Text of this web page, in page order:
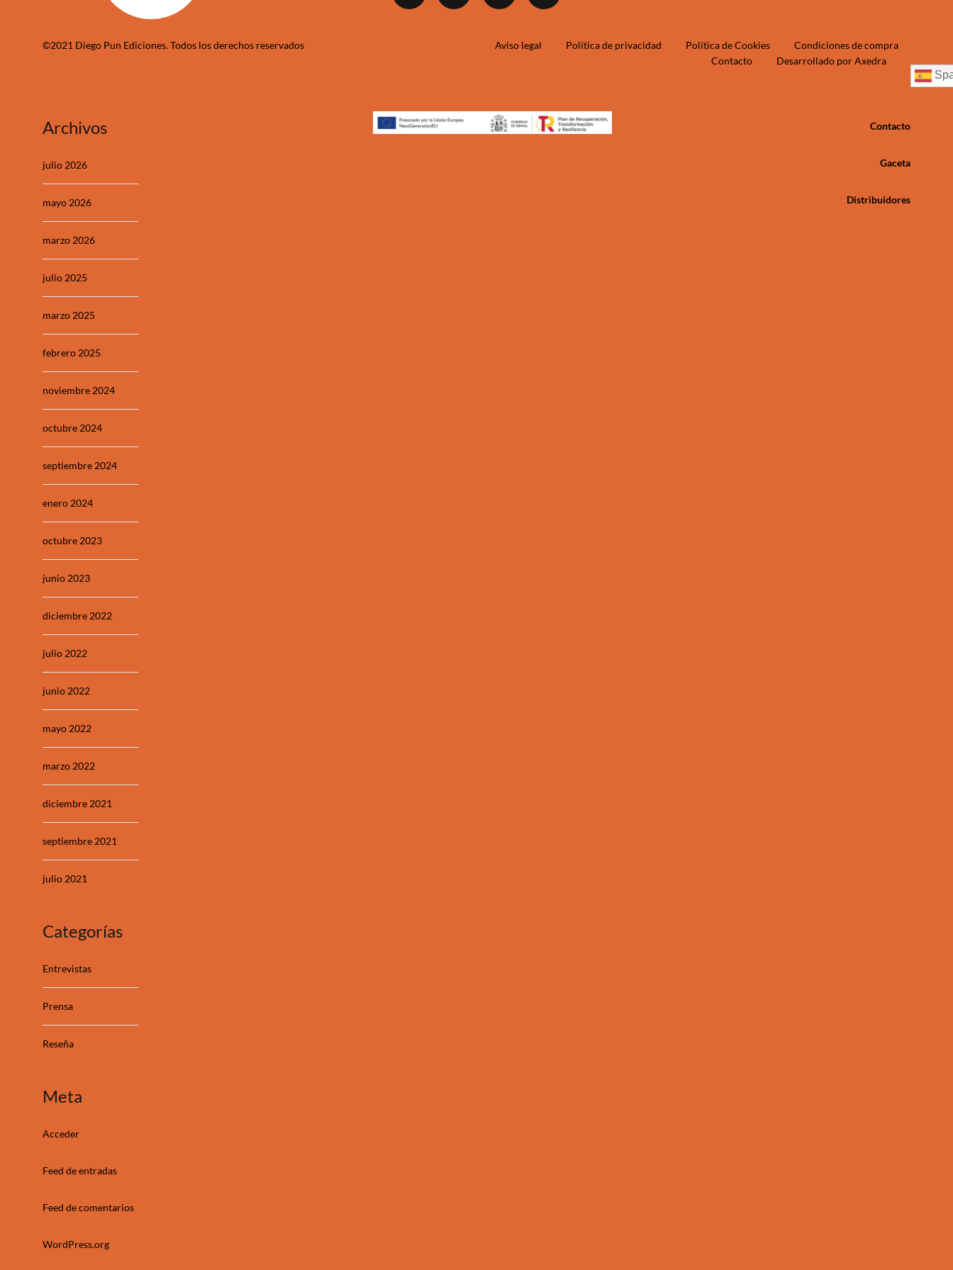
©2021 Diego Pun Ediciones. Todos los derechos reservados Aviso legal Política de privacidad Política de Cookies
Condiciones de compra
Contacto
Desarrollado por Axedra
Archivos
julio 2026
mayo 2026
marzo 2026
julio 2025
marzo 2025
febrero 2025
noviembre 2024
octubre 2024
septiembre 2024
enero 2024
octubre 2023
junio 2023
diciembre 2022
julio 2022
junio 2022
mayo 2022
marzo 2022
diciembre 2021
septiembre 2021
julio 2021
Categorías
Entrevistas
Prensa
Reseña
Meta
Acceder
Feed de entradas
Feed de comentarios
WordPress.org
Contacto
Gaceta
Distribuidores